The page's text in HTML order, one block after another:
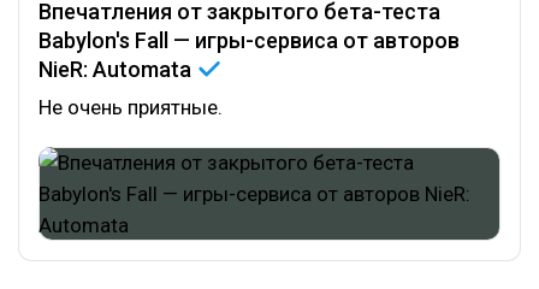
Впечатления от закрытого бета-теста
Babylon's Fall — игры-сервиса от авторов
NieR: Automata
Не очень приятные.